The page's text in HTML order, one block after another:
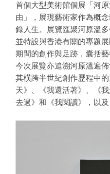
首個大型美術館個展「河
由」，展現藝術家作為概
錄人生。展覽匯聚河原溫
並特設與香港有關的專題
期間的創作與足跡，囊括
今次展覽亦追溯河原溫遍
其橫跨半世紀創作歷程中
天》、《我還活著》、《
去過》和《我閱讀》，以